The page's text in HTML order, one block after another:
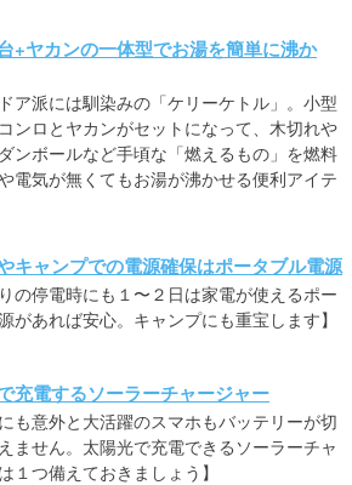
+ヤカンの一体型でお湯を簡単に沸か
ドア派には馴染みの「ケリーケトル」。小型
ンロとヤカンがセットになって、木切れや
ンボールなど手頃な「燃えるもの」を燃料
電気が無くてもお湯が沸かせる便利アイテ
キャンプでの電源確保はポータブル電源
りの停電時にも１〜２日は家電が使えるポー
があれば安心。キャンプにも重宝します】
充電するソーラーチャージャー
にも意外と大活躍のスマホもバッテリーが切
ません。太陽光で充電できるソーラーチャ
１つ備えておきましょう】